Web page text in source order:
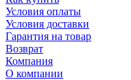
Условия оплаты
Условия доставки
Гарантия на товар
Возврат
Компания
О компании